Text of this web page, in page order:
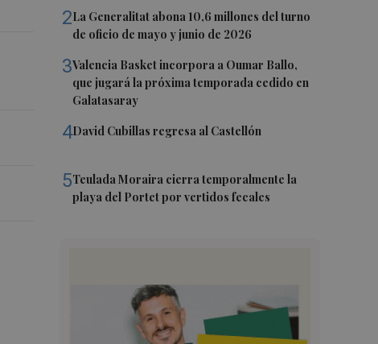
2La Generalitat abona 10,6 millones del turno
de oficio de mayo y junio de 2026
3Valencia Basket incorpora a Oumar Ballo,
que jugará la próxima temporada cedido en
Galatasaray
4David Cubillas regresa al Castellón
5Teulada Moraira cierra temporalmente la
playa del Portet por vertidos fecales